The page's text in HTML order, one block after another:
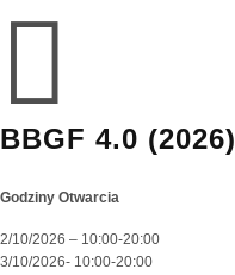

BBGF 4.0 (2026)
Godziny Otwarcia
2/10/2026 – 10:00-20:00
3/10/2026- 10:00-20:00